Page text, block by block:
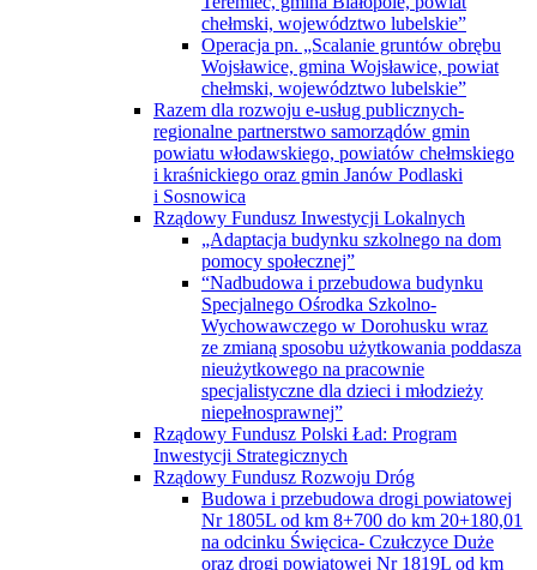
chełmski, województwo lubelskie”
Operacja pn. „Scalanie gruntów obrębu
Wojsławice, gmina Wojsławice, powiat
chełmski, województwo lubelskie”
Razem dla rozwoju e-usług publicznych-
regionalne partnerstwo samorządów gmin
powiatu włodawskiego, powiatów chełmskiego
i kraśnickiego oraz gmin Janów Podlaski
i Sosnowica
Rządowy Fundusz Inwestycji Lokalnych
„Adaptacja budynku szkolnego na dom
pomocy społecznej”
“Nadbudowa i przebudowa budynku
Specjalnego Ośrodka Szkolno-
Wychowawczego w Dorohusku wraz
ze zmianą sposobu użytkowania poddasza
nieużytkowego na pracownie
specjalistyczne dla dzieci i młodzieży
niepełnosprawnej”
Rządowy Fundusz Polski Ład: Program
Inwestycji Strategicznych
Rządowy Fundusz Rozwoju Dróg
Budowa i przebudowa drogi powiatowej
Nr 1805L od km 8+700 do km 20+180,01
na odcinku Święcica- Czułczyce Duże
oraz drogi powiatowej Nr 1819L od km